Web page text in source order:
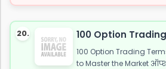
20. 100 Option
100 Option Trading
to Master the Market